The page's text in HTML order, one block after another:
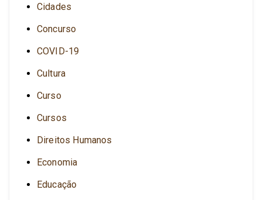
Cidades
Concurso
COVID-19
Cultura
Curso
Cursos
Direitos Humanos
Economia
Educação